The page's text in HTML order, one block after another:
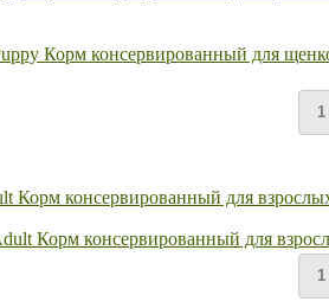
Корм консервированный для